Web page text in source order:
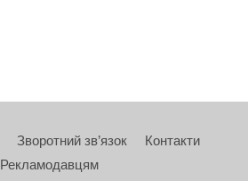
Зворотний зв’язок
Контакти
Рекламодавцям